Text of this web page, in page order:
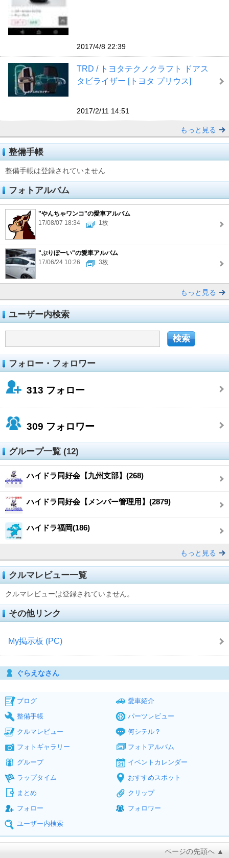
2017/4/8 22:39
TRD / トヨタテクノクラフト ドアス
タビライザー [トヨタ プリウス]
2017/2/11 14:51
もっと見る
整備手帳
整備手帳は登録されていません
フォトアルバム
"やんちゃワンコ"の愛車アルバム
17/08/07 18:34
1枚
"ぷりぼーい"の愛車アルバム
17/06/24 10:26
3枚
もっと見る
ユーザー内検索
フォロー・フォロワー
313 フォロー
309 フォロワー
グループ一覧 (12)
ハイドラ同好会【九州支部】(268)
ハイドラ同好会【メンバー管理用】(2879)
ハイドラ福岡(186)
もっと見る
クルマレビュー一覧
クルマレビューは登録されていません。
その他リンク
My掲示板 (PC)
ぐらえなさん
ブログ
愛車紹介
整備手帳
パーツレビュー
クルマレビュー
何シテル？
フォトギャラリー
フォトアルバム
グループ
イベントカレンダー
ラップタイム
おすすめスポット
まとめ
クリップ
フォロー
フォロワー
ユーザー内検索
ページの先頭へ ▲